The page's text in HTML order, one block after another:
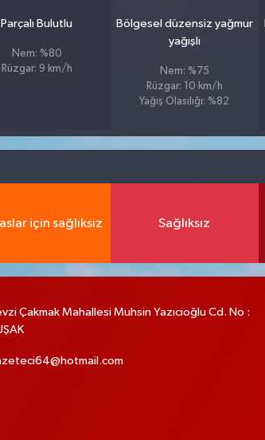
Parçalı Bulutlu
Nem: %80
Rüzgar: 9 km/h
Bölgesel düzensiz yağmur
yağışlı
Nem: %75
Rüzgar: 10 km/h
Yağış Olasılığı: %82
için sağlıksız Sağlıksız
Çakmak Mahallesi Muhsin Yazıcıoğlu Cd. No :